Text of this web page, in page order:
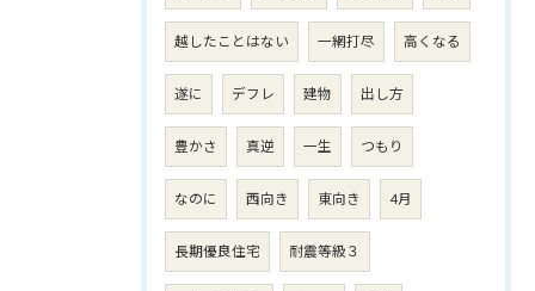
越したことはない 一網打尽 高くなる
遂に デフレ 建物 出し方
豊かさ 真逆 一生 つもり
なのに 西向き 東向き 4月
長期優良住宅 耐震等級３